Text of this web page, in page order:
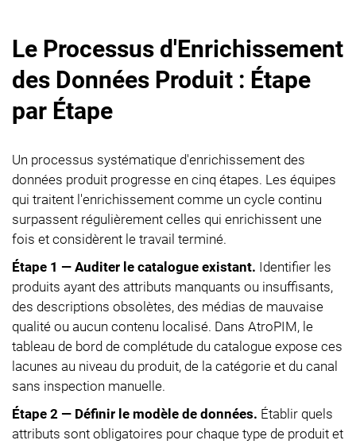
Le Processus d'Enrichissement
des Données Produit : Étape
par Étape
Un processus systématique d'enrichissement des
données produit progresse en cinq étapes. Les équipes
qui traitent l'enrichissement comme un cycle continu
surpassent régulièrement celles qui enrichissent une
fois et considèrent le travail terminé.
Étape 1 — Auditer le catalogue existant. Identifier les
produits ayant des attributs manquants ou insuffisants,
des descriptions obsolètes, des médias de mauvaise
qualité ou aucun contenu localisé. Dans AtroPIM, le
tableau de bord de complétude du catalogue expose ces
lacunes au niveau du produit, de la catégorie et du canal
sans inspection manuelle.
Étape 2 — Définir le modèle de données. Établir quels
attributs sont obligatoires pour chaque type de produit et